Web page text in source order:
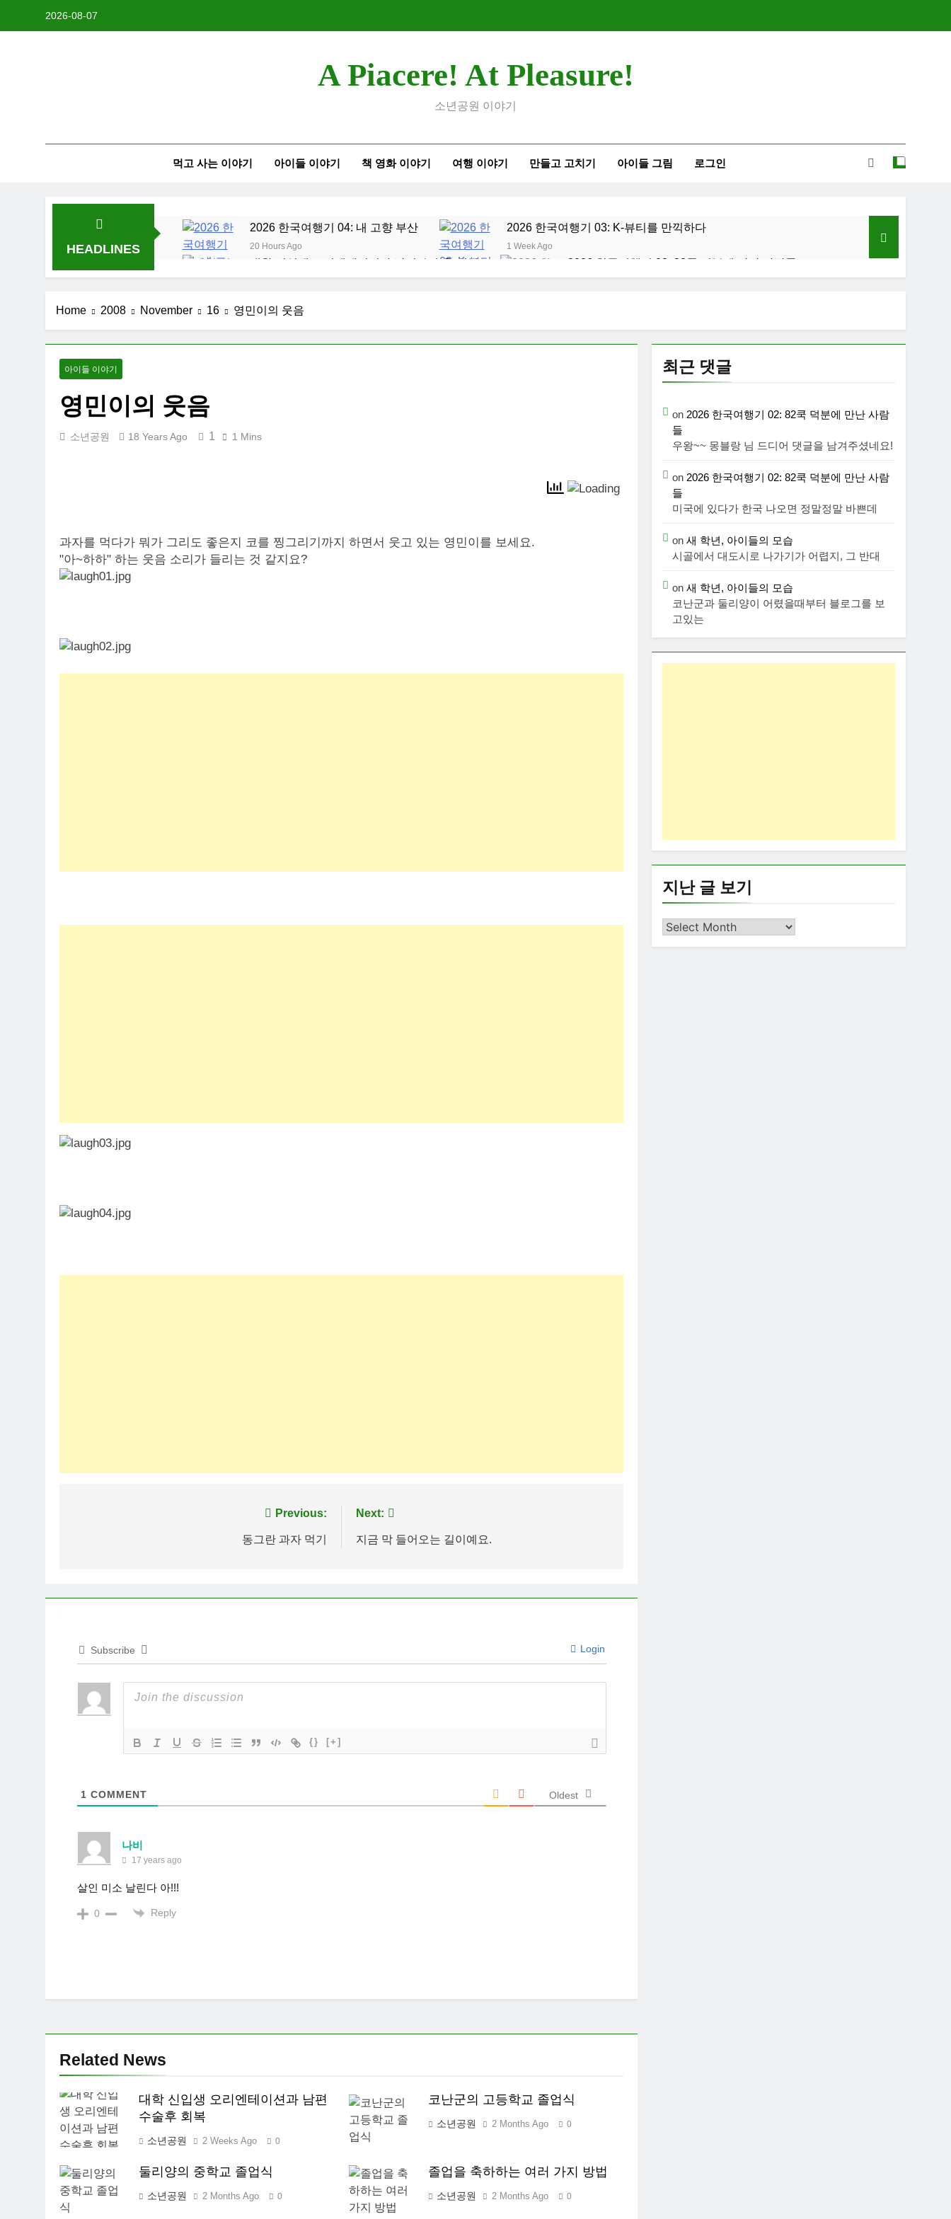
2026-08-07
A Piacere! At Pleasure!
소년공원 이야기
먹고 사는 이야기 아이들 이야기 책 영화 이야기 여행 이야기 만들고 고치기 아이들 그림 로그인
HEADLINES
2026 한국여행기 04: 내 고향 부산
20 Hours Ago
2026 한국여행기 03: K-뷰티를 만끽하다
1 Week Ago
대학 신입생 오리엔테이션과 남편 수술후 회복 2026 한국여행기 02: 82쿡 덕분에 만난 사람들
3 Weeks Ago
Home 2008 November 16 영민이의 웃음
아이들 이야기
영민이의 웃음
소년공원 18 Years Ago 1 1 Mins
과자를 먹다가 뭐가 그리도 좋은지 코를 찡그리기까지 하면서 웃고 있는 영민이를 보세요.
"아~하하" 하는 웃음 소리가 들리는 것 같지요?
Previous:
동그란 과자 먹기
Next:
지금 막 들어오는 길이예요.
Subscribe Login
{} [+]
1 COMMENT Oldest
나비
17 years ago
살인 미소 날린다 아!!!
0 Reply
Related News
대학 신입생 오리엔테이션과 남편
수술후 회복
소년공원 2 Weeks Ago 0
코난군의 고등학교 졸업식
소년공원 2 Months Ago 0
둘리양의 중학교 졸업식
소년공원 2 Months Ago 0
졸업을 축하하는 여러 가지 방법
소년공원 2 Months Ago 0
최근 댓글
on 2026 한국여행기 02: 82쿡 덕분에 만난 사람
들
우왕~~ 몽블랑 님 드디어 댓글을 남겨주셨네요!
on 2026 한국여행기 02: 82쿡 덕분에 만난 사람
들
미국에 있다가 한국 나오면 정말정말 바쁜데
on 새 학년, 아이들의 모습
시골에서 대도시로 나가기가 어렵지, 그 반대
on 새 학년, 아이들의 모습
코난군과 둘리양이 어렸을때부터 블로그를 보
고있는
지난 글 보기
지